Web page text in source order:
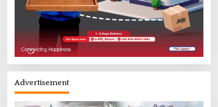
Advertisement